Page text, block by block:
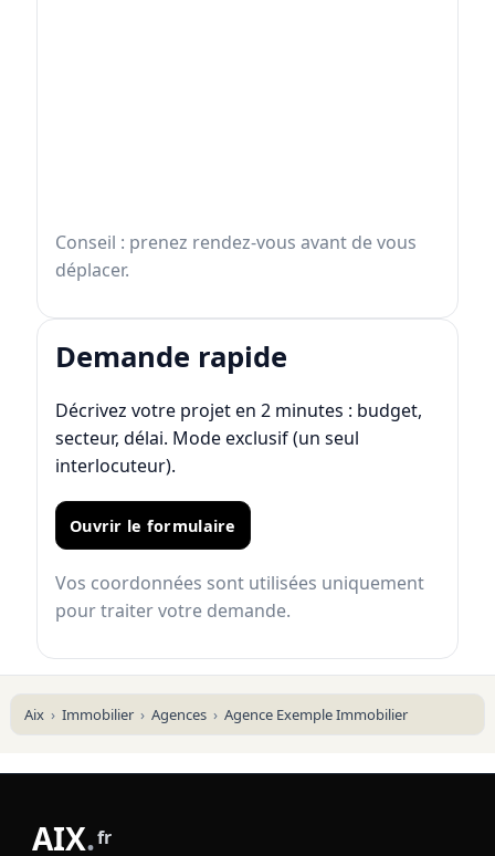
Conseil : prenez rendez-vous avant de vous
déplacer.
Demande rapide
Décrivez votre projet en 2 minutes : budget,
secteur, délai. Mode exclusif (un seul
interlocuteur).
Ouvrir le formulaire
Vos coordonnées sont utilisées uniquement
pour traiter votre demande.
Aix Immobilier Agences Agence Exemple Immobilier
AIX.fr